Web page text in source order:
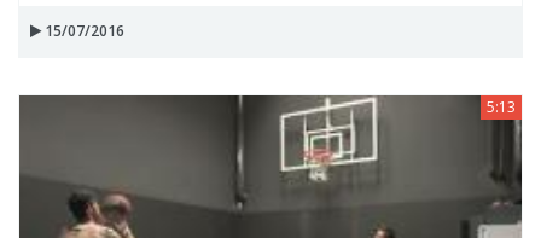
15/07/2016
5:13